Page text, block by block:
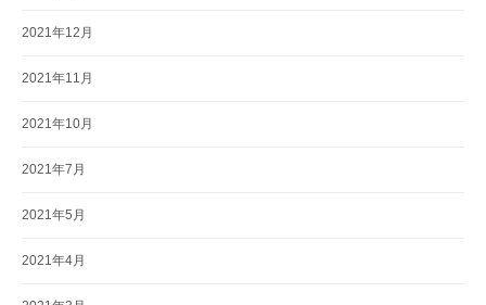
2021年12月
2021年11月
2021年10月
2021年7月
2021年5月
2021年4月